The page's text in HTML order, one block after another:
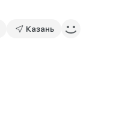
Казань